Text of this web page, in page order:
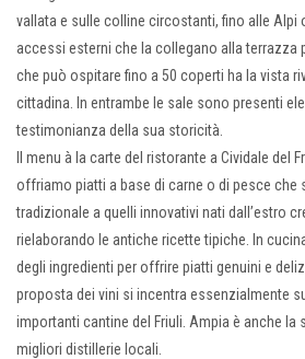
vallata e sulle colline circostanti, fino alle Alpi
accessi esterni che la collegano alla terrazza
che può ospitare fino a 50 coperti ha la vista
cittadina. In entrambe le sale sono presenti
testimonianza della sua storicità.
Il menu à la carte del ristorante a Cividale del
offriamo piatti a base di carne o di pesce che
tradizionale a quelli innovativi nati dall’estro
rielaborando le antiche ricette tipiche. In
degli ingredienti per offrire piatti genuini e
proposta dei vini si incentra essenzialmente
importanti cantine del Friuli. Ampia è anche la
migliori distillerie locali.